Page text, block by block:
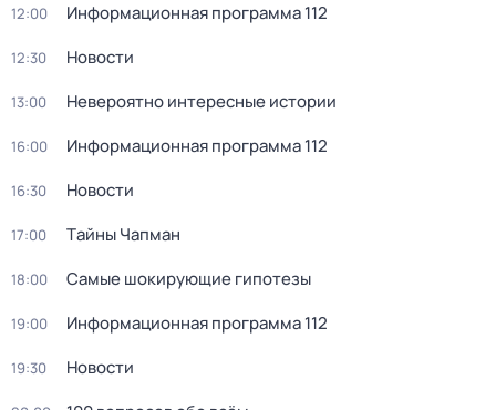
12:00 Информационная программа 112
12:30 Новости
13:00 Невероятно интересные истории
16:00 Информационная программа 112
16:30 Новости
17:00 Тaйны Чапман
18:00 Самые шoкиpующие гипотезы
19:00 Информационная программа 112
19:30 Новости